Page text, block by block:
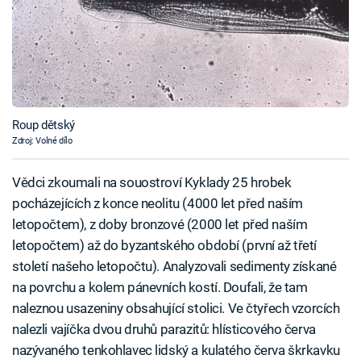
Roup dětský
Zdroj: Volné dílo
Vědci zkoumali na souostroví Kyklady 25 hrobek
pocházejících z konce neolitu (4000 let před naším
letopočtem), z doby bronzové (2000 let před naším
letopočtem) až do byzantského období (první až třetí
století našeho letopočtu). Analyzovali sedimenty získané
na povrchu a kolem pánevních kostí. Doufali, že tam
naleznou usazeniny obsahující stolici. Ve čtyřech vzorcích
nalezli vajíčka dvou druhů parazitů: hlísticového červa
nazývaného tenkohlavec lidský a kulatého červa škrkavku